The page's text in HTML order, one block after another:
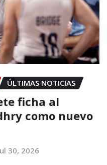
ÚLTIMAS NOTICIAS
ficha al
como nuevo
30, 2026